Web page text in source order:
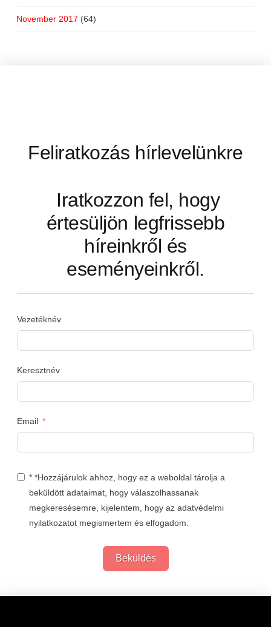
November 2017 (64)
Feliratkozás hírlevelünkre
Iratkozzon fel, hogy
értesüljön legfrissebb
híreinkről és
eseményeinkről.
Vezetéknév
Keresztnév
Email
* *Hozzájárulok ahhoz, hogy ez a weboldal tárolja a
beküldött adataimat, hogy válaszolhassanak
megkeresésemre, kijelentem, hogy az adatvédelmi
nyilatkozatot megismertem és elfogadom.
Beküldés